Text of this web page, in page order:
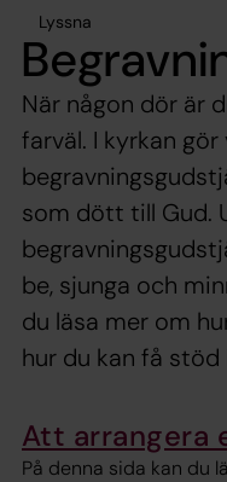
Lyssna
När någon dör är
farväl. I kyrkan
som dött till Gud.
be, sjunga och
du läsa mer om
hur du kan få stöd
Att arrangera
På denna sida kan du